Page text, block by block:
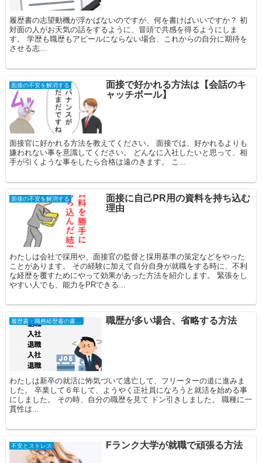
履歴書の志望動機が浮かばないのですが、何を書けばいいですか？ 初
対面の人がお天気の話をするように、冒頭で共感を得るようにしま
す。 学歴も職歴もアピールにならない場合、これからの自分に期待を
させる志...
面接の不安を解消する
面接で好かれる方法は【会話のキ
ャッチボール】
面接官に好かれる方法を教えてください。 面接では、好かれるよりも
嫌われない事を意識してください。 どんなに入社したいと思って、相
手が引くような事をしたら合格は遠のきます。 こ...
面接の不安を解消する
面接に自己PR用の資料を持ち込む
理由
わたしは会社で採用や、面接官の監督と採用基準の策定などをやった
ことがあります。 その経験に加えて自分自身が就職をする時に、不利
な経歴を覆すためにやって効果があった方法を紹介します。 緊張をし
やすい人でも、能力をPRできる...
履歴書・職務経歴書の書き方 職歴が多い場合、省略する方法
わたしは新卒の就活に怖気づいて逃亡して、フリーターの道に進みま
した。 卒業して６年して、ようやく正社員になろうと就活を始める事
にしました。 その時、自分の職歴を見て ドン引きしました。 職種に一
貫性は...
不安とストレス Fランク大学が就職で頑張る方法